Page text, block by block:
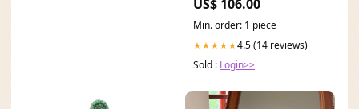
Weiss Single, Single ts
US$ 106.00
Min. order: 1 piece
★★★★★4.5 (14 reviews)
Sold : Login>>